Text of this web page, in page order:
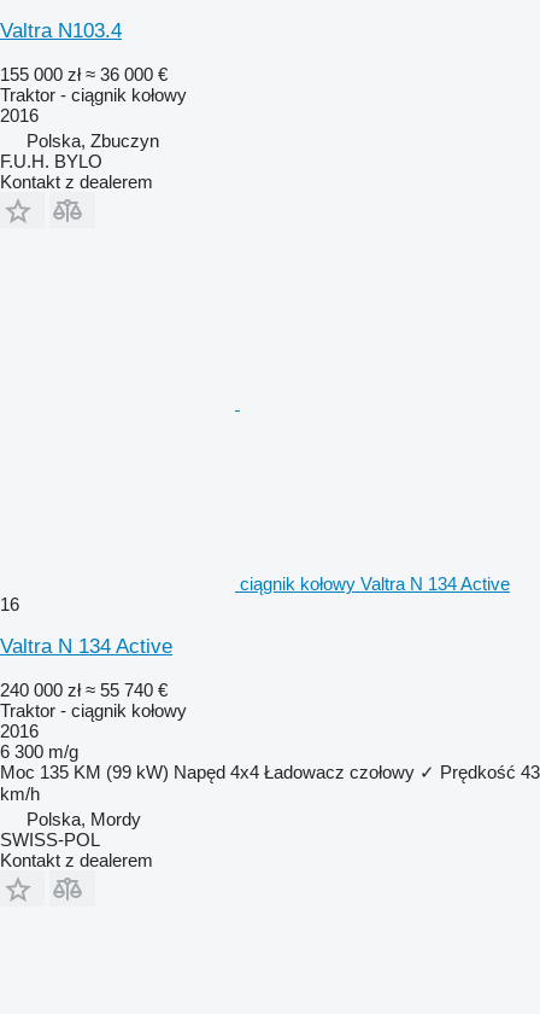
Valtra N103.4
155 000 zł ≈ 36 000 €
Traktor - ciągnik kołowy
2016
Polska, Zbuczyn
F.U.H. BYLO
Kontakt z dealerem
ciągnik kołowy Valtra N 134 Active
16
Valtra N 134 Active
240 000 zł ≈ 55 740 €
Traktor - ciągnik kołowy
2016
6 300 m/g
Moc 135 KM (99 kW) Napęd 4x4 Ładowacz czołowy ✓ Prędkość 43
km/h
Polska, Mordy
SWISS-POL
Kontakt z dealerem